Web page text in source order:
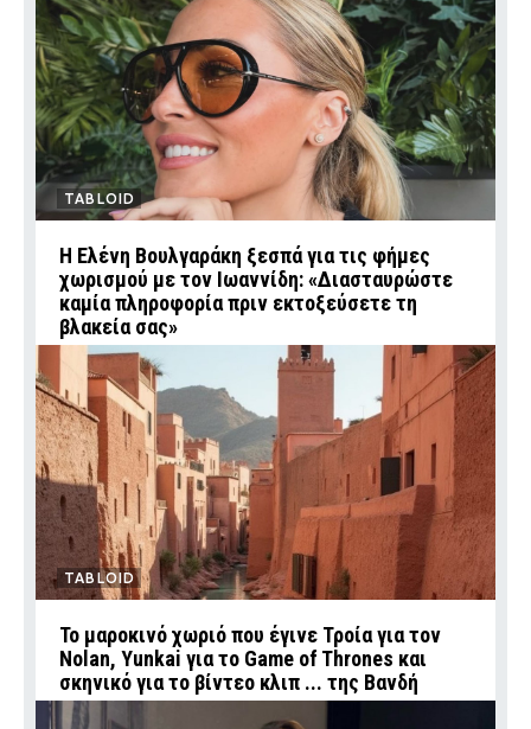
TABLOID
Η Ελένη Βουλγαράκη ξεσπά για τις φήμες
χωρισμού με τον Ιωαννίδη: «Διασταυρώστε
καμία πληροφορία πριν εκτοξεύσετε τη
βλακεία σας»
TABLOID
Το μαροκινό χωριό που έγινε Τροία για τον
Nolan, Yunkai για το Game of Thrones και
σκηνικό για το βίντεο κλιπ ... της Βανδή